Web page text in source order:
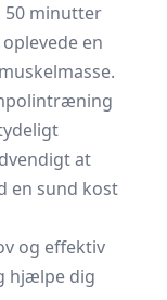
minutter
en
at
en sund kost
og effektiv
hjælpe dig